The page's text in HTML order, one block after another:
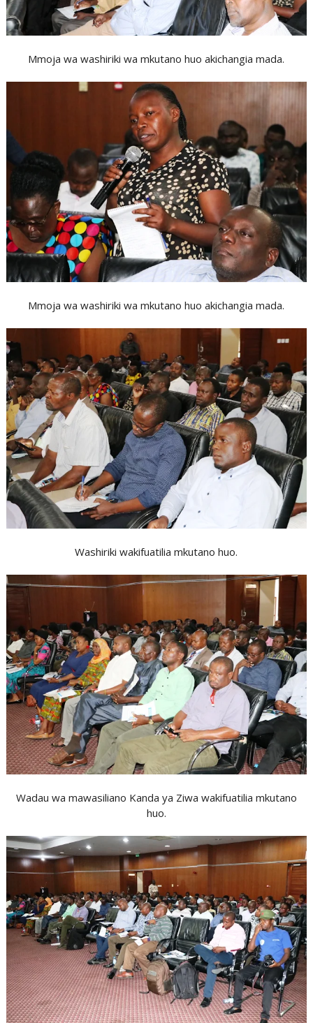
Mmoja wa washiriki wa mkutano huo akichangia mada.
Mmoja wa washiriki wa mkutano huo akichangia mada.
Washiriki wakifuatilia mkutano huo.
Wadau wa mawasiliano Kanda ya Ziwa wakifuatilia mkutano
huo.